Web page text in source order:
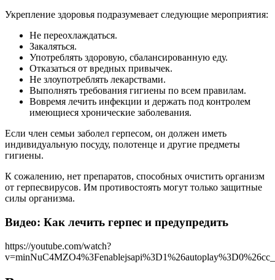
Укрепление здоровья подразумевает следующие мероприятия:
Не переохлаждаться.
Закаляться.
Употреблять здоровую, сбалансированную еду.
Отказаться от вредных привычек.
Не злоупотреблять лекарствами.
Выполнять требования гигиены по всем правилам.
Вовремя лечить инфекции и держать под контролем
имеющиеся хронические заболевания.
Если член семьи заболел герпесом, он должен иметь
индивидуальную посуду, полотенце и другие предметы
гигиены.
К сожалению, нет препаратов, способных очистить организм
от герпесвирусов. Им противостоять могут только защитные
силы организма.
Видео: Как лечить герпес и предупредить
https://youtube.com/watch?